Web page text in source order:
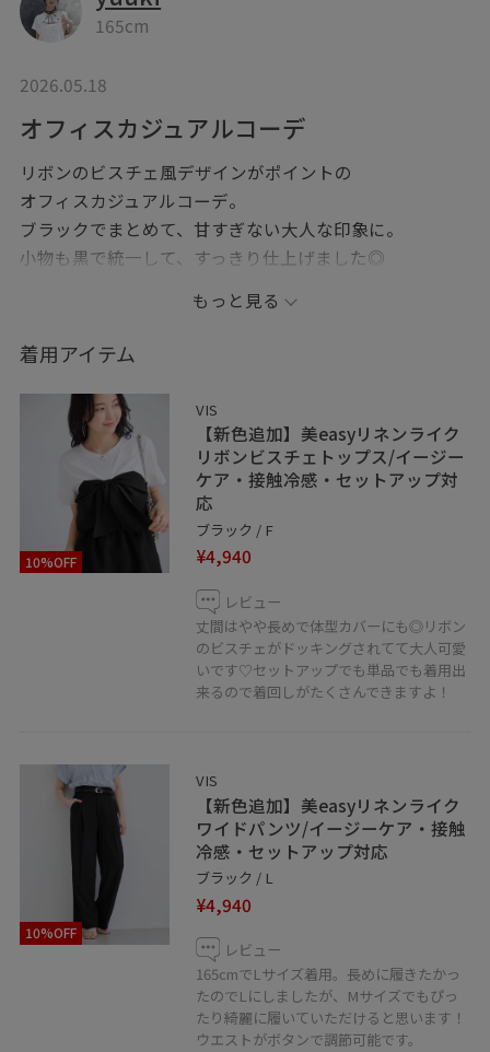
165cm
2026.05.18
オフィスカジュアルコーデ
リボンのビスチェ風デザインがポイントの
オフィスカジュアルコーデ。
ブラックでまとめて、甘すぎない大人な印象に。
小物も黒で統一して、すっきり仕上げました◎
ぜひ参考にしてみてください♡
＿＿＿＿＿＿＿＿＿＿＿＿＿＿＿＿＿＿＿＿
LINEで在庫のお問い合わせや商品、
コーディネートのご相談など
是非お気軽にお問い合わせください◎
LINEでVISアトレ吉祥寺店スタッフに
ご相談は【友だち追加】をタップ！！
＿＿＿＿＿＿＿＿＿＿＿＿＿＿＿＿＿＿＿
少しでもいいねと思っていただけたら
♡を押していただければ【お気に入り】から
VIS アトレ吉祥寺店
〒180-0003
東京都武蔵野市吉祥寺南町1-1-24 B1F
TEL 0422-27-1352
営業時間 10:00~21:00
＿＿＿＿＿＿＿＿＿＿＿＿＿＿＿＿＿＿＿
もっと見る
着用アイテム
10%OFF
VIS
【新色追加】美easyリネンライク
リボンビスチェトップス/イージー
ケア・接触冷感・セットアップ対
応
ブラック / F
¥4,940
レビュー
丈間はやや長めで体型カバーにも◎リボン
のビスチェがドッキングされてて大人可愛
いです♡セットアップでも単品でも着用出
来るので着回しがたくさんできますよ！
10%OFF
VIS
【新色追加】美easyリネンライク
ワイドパンツ/イージーケア・接触
冷感・セットアップ対応
ブラック / L
¥4,940
レビュー
165cmでLサイズ着用。長めに履きたかっ
たのでLにしましたが、Mサイズでもぴっ
たり綺麗に履いていただけると思います！
ウエストがボタンで調節可能です。